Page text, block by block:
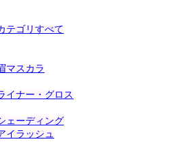
テゴリすべて
マスカラ
イナー・グロス
ェーディング
イラッシュ